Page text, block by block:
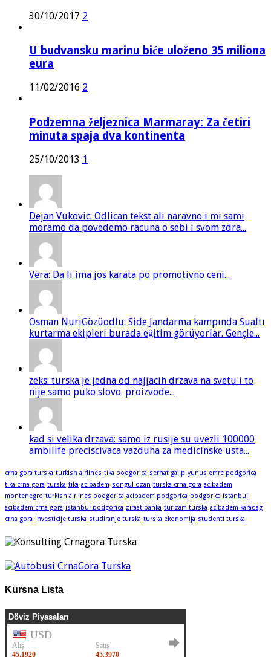
30/10/2017 2
U budvansku marinu biće uloženo 35 miliona
eura
11/02/2016 2
Podzemna željeznica Marmaray: Za četiri
minuta spaja dva kontinenta
25/10/2013 1
Dejan Vukovic: Odlican tekst ali naravno i mi sami
moramo da povedemo racuna o sebi i svom zdra...
Vera: Da li ima jos karata po promotivno ceni...
Osman NuriGözüodlu: Side Jandarma kampında Sualtı
kurtarma ekipleri burada eğitim görüyorlar. Gençle...
zeks: turska je jedna od najjacih drzava na svetu i to
nije samo puko slovo. proizvode...
kad si velika drzava: samo iz rusije su uvezli 100000
ambilife preciscivaca vazduha za medicinske usta...
crna gora turska turkish airlines tika podgorica serhat galip yunus emre podgorica
tika crna gora turska tika acibadem songul ozan turska crna gora acibadem
montenegro turkish airlines podgorica acibadem podgorica podgorica istanbul
acibadem crna gora istanbul podgorica ziraat banka turizam turska acibadem karadag
crna gora investicije turska studiranje turska turska ekonomija studenti turska
Kursna Lista